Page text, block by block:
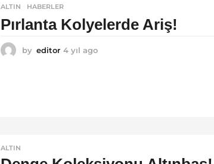
ALTIN ,HABERLER
Pırlanta Kolyelerde Ariş!
by editor 4 yıl ago
ALTIN